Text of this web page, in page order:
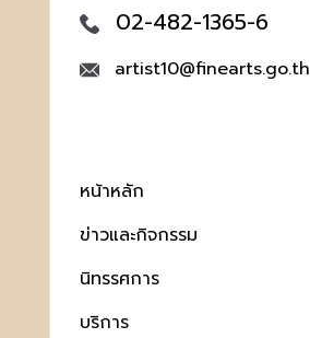
02-482-1365-6
artist10@finearts.go.th
หน้าหลัก
ข่าวและกิจกรรม
นิทรรศการ
บริการ